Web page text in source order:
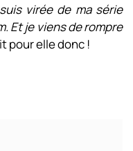
virée de ma série
Et je viens de rompre
pour elle donc !